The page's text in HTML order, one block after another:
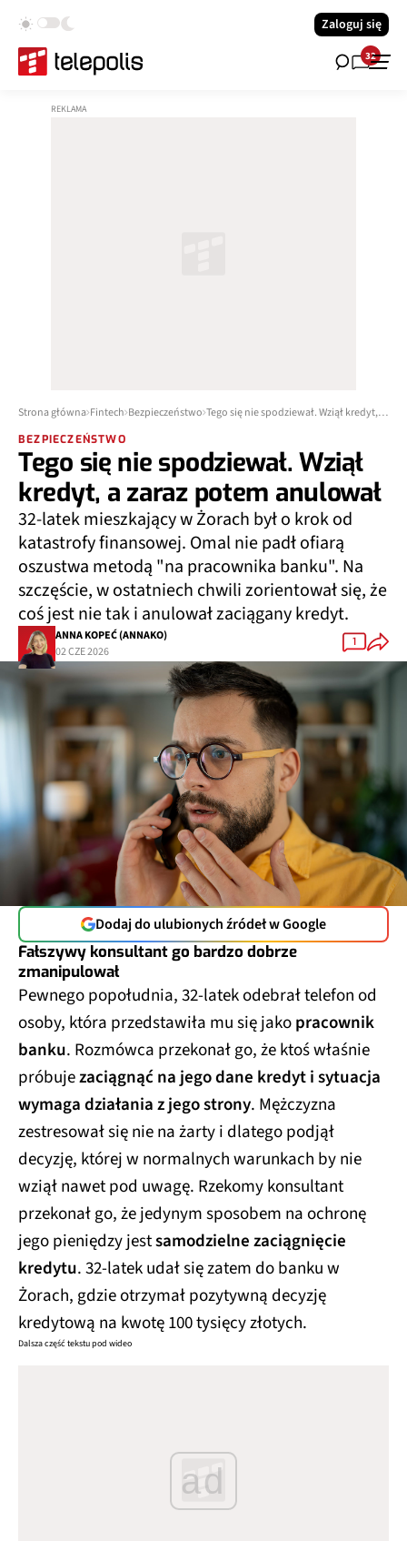
Zaloguj się
32
Strona główna Fintech Bezpieczeństwo Tego się nie spodziewał. Wziął kredyt, a zaraz potem anulował
BEZPIECZEŃSTWO
Tego się nie spodziewał. Wziął
kredyt, a zaraz potem anulował
32-latek mieszkający w Żorach był o krok od
katastrofy finansowej. Omal nie padł ofiarą
oszustwa metodą "na pracownika banku". Na
szczęście, w ostatniech chwili zorientował się, że
coś jest nie tak i anulował zaciągany kredyt.
ANNA KOPEĆ (ANNAKO)
02 CZE 2026
1
Dodaj do ulubionych źródeł w Google
Fałszywy konsultant go bardzo dobrze
zmanipulował
Pewnego popołudnia, 32-latek odebrał telefon od
osoby, która przedstawiła mu się jakopracownik
banku. Rozmówca przekonał go, że ktoś właśnie
próbujezaciągnąć na jego dane kredyt i sytuacja
wymaga działania z jego strony. Mężczyzna
zestresował się nie na żarty i dlatego podjął
decyzję, której w normalnych warunkach by nie
wziął nawet pod uwagę. Rzekomy konsultant
przekonał go, że jedynym sposobem na ochronę
jego pieniędzy jestsamodzielne zaciągnięcie
kredytu. 32-latek udał się zatem do banku w
Żorach, gdzie otrzymał pozytywną decyzję
kredytową na kwotę 100 tysięcy złotych.
Dalsza część tekstu pod wideo
ad